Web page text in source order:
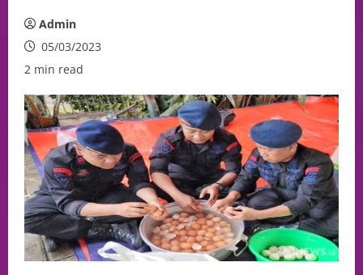
Admin
05/03/2023
2 min read